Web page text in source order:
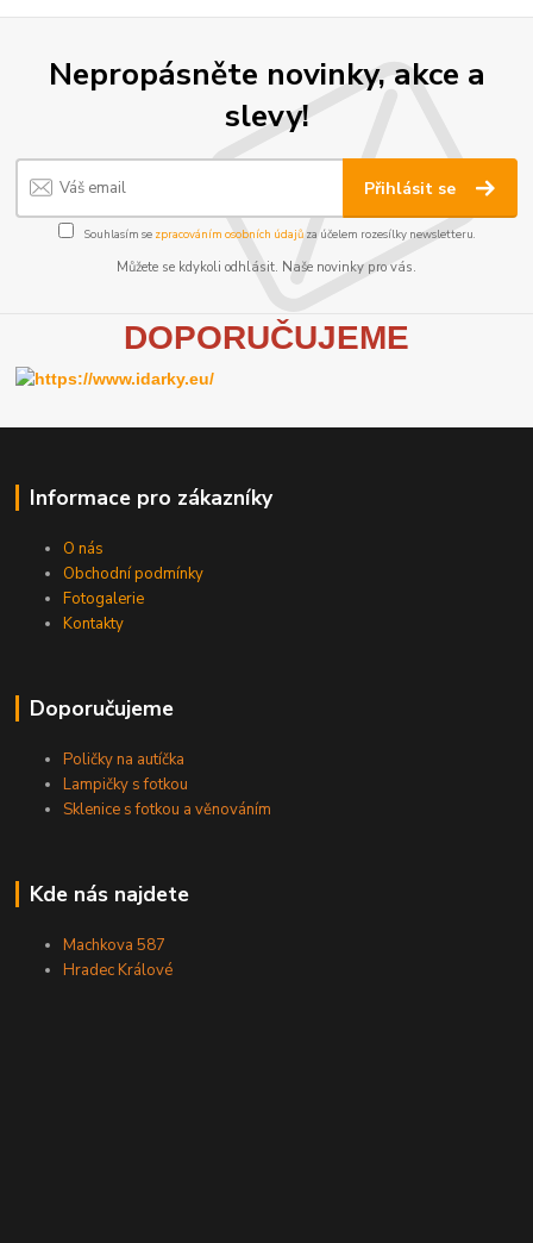
Nepropásněte novinky, akce a
slevy!
Přihlásit se
Souhlasím se zpracováním osobních údajůza účelem rozesílky newsletteru.
Můžete se kdykoli odhlásit. Naše novinky pro vás.
DOPORUČUJEME
Informace pro zákazníky
O nás
Obchodní podmínky
Fotogalerie
Kontakty
Doporučujeme
Poličky na autíčka
Lampičky s fotkou
Sklenice s fotkou a věnováním
Kde nás najdete
Machkova 587
Hradec Králové